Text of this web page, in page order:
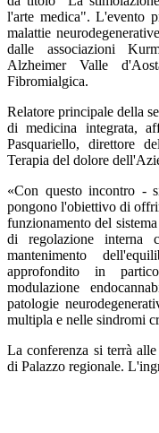
l'arte medica". L'evento
malattie
dalle associazioni
Alzheimer Valle
Fibromialgica.
Relatore principale della
di medicina integrata,
Pasquariello, direttore
Terapia del dolore
«Con questo incontro -
pongono l'obiettivo di
funzionamento del
di regolazione interna
mantenimento
approfondito in
modulazione
patologie
multipla e nelle sindromi
La conferenza si terrà
di Palazzo regionale.